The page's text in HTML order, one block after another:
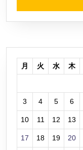
月 火 水 木
3 4 5 6
10 11 12 13
17 18 19 20